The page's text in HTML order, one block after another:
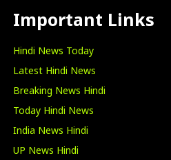
Important Links
Hindi News Today
Latest Hindi News
Breaking News Hindi
Today Hindi News
India News Hindi
UP News Hindi